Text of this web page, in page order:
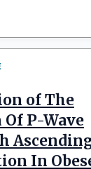
of The
P-Wave
In